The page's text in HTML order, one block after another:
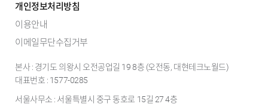
개인정보처리방침
이용안내
이메일무단수집거부
본사 : 경기도 의왕시 오전공업길 19 8층 (오전동, 대현테크노월드)
대표번호 : 1577-0285
서울사무소 : 서울특별시 중구 동호로 15길 27 4층